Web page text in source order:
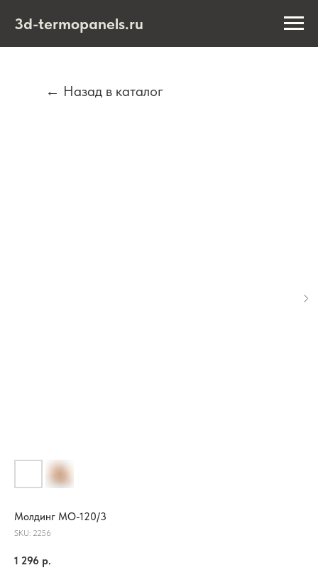
3d-termopanels.ru
← Назад в каталог
Молдинг МО-120/3
SKU: 2256
1 296 р.